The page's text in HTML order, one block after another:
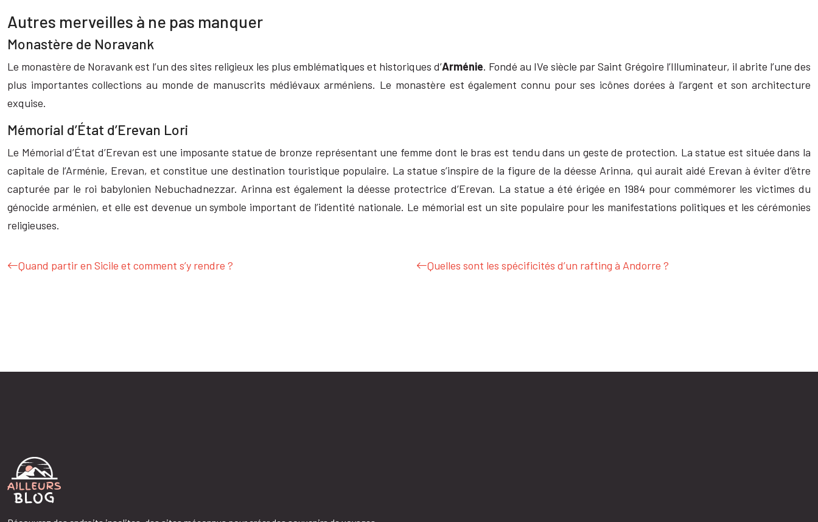
Autres merveilles à ne pas manquer
Monastère de Noravank
Le monastère de Noravank est l’un des sites religieux les plus emblématiques et historiques d’Arménie. Fondé au IVe siècle par Saint Grégoire l’Illuminateur, il abrite l’une des
plus importantes collections au monde de manuscrits médiévaux arméniens. Le monastère est également connu pour ses icônes dorées à l’argent et son architecture
exquise.
Mémorial d’État d’Erevan Lori
Le Mémorial d’État d’Erevan est une imposante statue de bronze représentant une femme dont le bras est tendu dans un geste de protection. La statue est située dans la
capitale de l’Arménie, Erevan, et constitue une destination touristique populaire. La statue s’inspire de la figure de la déesse Arinna, qui aurait aidé Erevan à éviter d’être
capturée par le roi babylonien Nebuchadnezzar. Arinna est également la déesse protectrice d’Erevan. La statue a été érigée en 1984 pour commémorer les victimes du
génocide arménien, et elle est devenue un symbole important de l’identité nationale. Le mémorial est un site populaire pour les manifestations politiques et les cérémonies
religieuses.
Quand partir en Sicile et comment s’y rendre ? Quelles sont les spécificités d’un rafting à Andorre ?